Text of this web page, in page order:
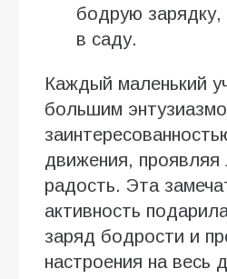
бодрую
в саду.
Каждый маленький
большим
движения, проявляя
радость. Эта
активность
заряд бодрости и
настроения на весь